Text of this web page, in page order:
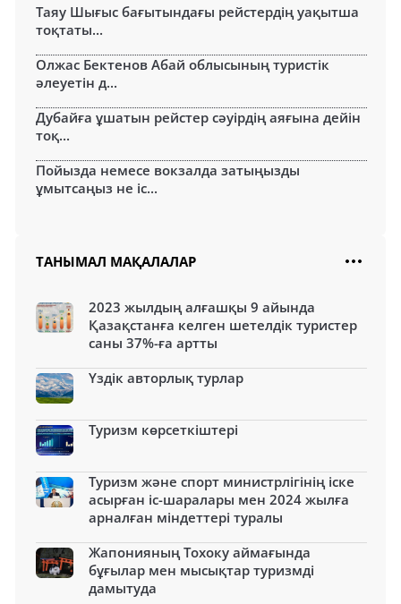
Таяу Шығыс бағытындағы рейстердің уақытша
тоқтаты...
Олжас Бектенов Абай облысының туристік
әлеуетін д...
Дубайға ұшатын рейстер сәуірдің аяғына дейін
тоқ...
Пойызда немесе вокзалда затыңызды
ұмытсаңыз не іс...
ТАНЫМАЛ МАҚАЛАЛАР
2023 жылдың алғашқы 9 айында
Қазақстанға келген шетелдік туристер
саны 37%-ға артты
Үздік авторлық турлар
Туризм көрсеткіштері
Туризм және спорт министрлігінің іске
асырған іс-шаралары мен 2024 жылға
арналған міндеттері туралы
Жапонияның Тохоку аймағында
бұғылар мен мысықтар туризмді
дамытуда